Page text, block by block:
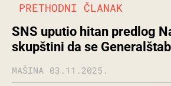
PRETHODNI ČLANAK
SNS uputio hitan predlog
skupštini da se
MAŠINA 03.11.2025.